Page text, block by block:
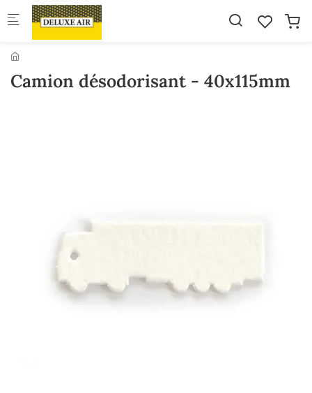
Skip to main content
Camion désodorisant - 40x115mm